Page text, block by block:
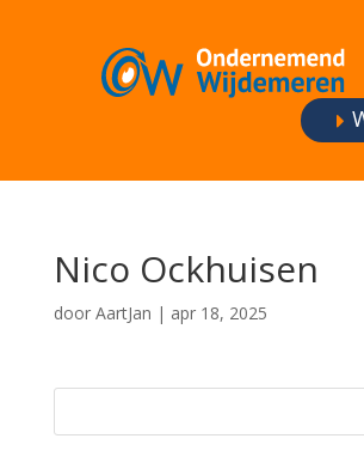
Nico Ockhuisen
door AartJan | apr 18, 2025